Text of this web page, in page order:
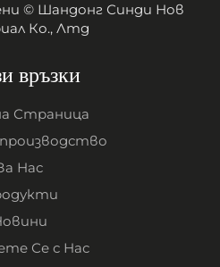
© Шандонг Синди Нов
Ко., Лтд
връзки
Страница
Нас
Се с Нас